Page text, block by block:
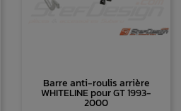
Barre anti-roulis arrière
WHITELINE pour GT 1993-
2000